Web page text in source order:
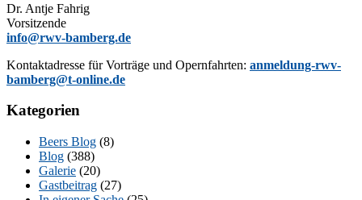
Dr. Ant­je Fahrig
Vorsitzende
info@rwv-bamberg.de
Kon­takt­adres­se für Vor­trä­ge und Opern­fahr­ten: anmeldung-rwv-
bamberg@t-online.de
Kategorien
Beers Blog (8)
Blog (388)
Galerie (20)
Gastbeitrag (27)